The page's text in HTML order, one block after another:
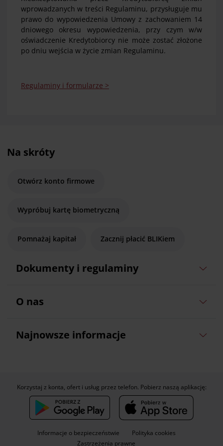
wprowadzanych w treści Regulaminu, przysługuje mu
prawo do wypowiedzenia Umowy z zachowaniem 14
dniowego okresu wypowiedzenia, przy czym w/w
oświadczenie Kredytobiorcy nie może zostać złożone
po dniu wejścia w życie zmian Regulaminu.
Regulaminy i formularze >
Na skróty
Otwórz konto firmowe
Wypróbuj kartę biometryczną
Pomnażaj kapitał Zacznij płacić BLIKiem
Dokumenty i regulaminy
O nas
Najnowsze informacje
Informacje o bezpieczeństwie
Polityka cookies
Zastrzeżenia prawne
Korzystaj z konta, ofert i usług przez telefon. Pobierz naszą aplikację: